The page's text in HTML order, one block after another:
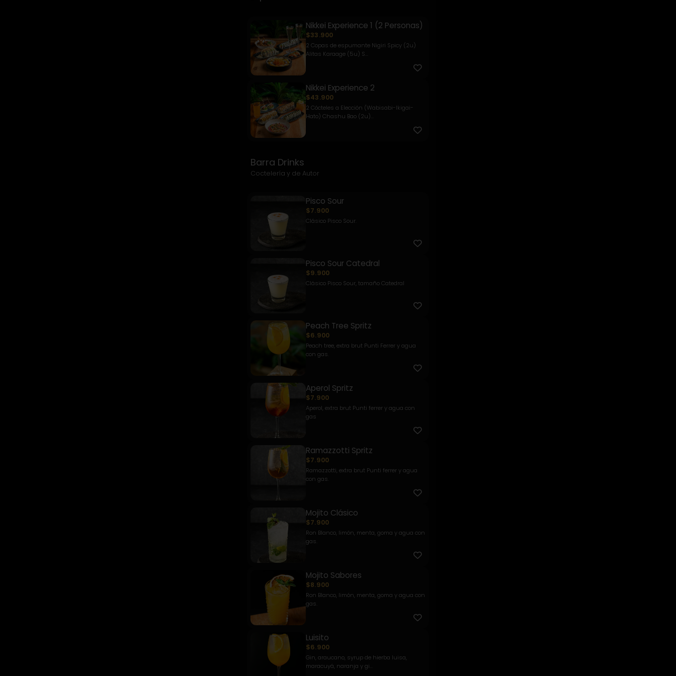
Nikkei Experience 1 (2 Personas)
$33.900
2 Copas de espumante Nigiri Spicy (2u)
Alitas Karaage (5u) S...
Nikkei Experience 2
$43.900
2 Cócteles a Elección (Wabisabi-Ikigai-
Hato) Chashu Bao (2u)...
Barra Drinks
Coctelería y de Autor
Pisco Sour
$7.900
Clásico Pisco Sour.
Pisco Sour Catedral
$9.900
Clásico Pisco Sour, tamaño Catedral
Peach Tree Spritz
$6.900
Peach tree, extra brut Punti Ferrer y agua
con gas.
Aperol Spritz
$7.900
Aperol, extra brut Punti ferrer y agua con
gas
Ramazzotti Spritz
$7.900
Ramazzotti, extra brut Punti ferrer y agua
con gas.
Mojito Clásico
$7.900
Ron Blanco, limón, menta, goma y agua con
gas.
Mojito Sabores
$8.900
Ron Blanco, limón, menta, goma y agua con
gas.
Luisito
$6.900
Gin, araucano, syrup de hierba luisa,
maracuyá, naranja y gi...